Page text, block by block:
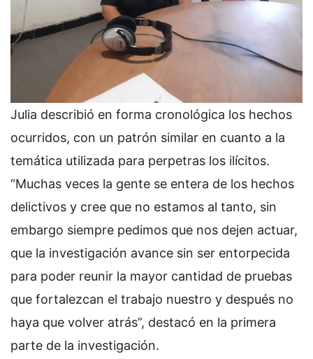
Julia describió en forma cronológica los hechos
ocurridos, con un patrón similar en cuanto a la
temática utilizada para perpetras los ilícitos.
“Muchas veces la gente se entera de los hechos
delictivos y cree que no estamos al tanto, sin
embargo siempre pedimos que nos dejen actuar,
que la investigación avance sin ser entorpecida
para poder reunir la mayor cantidad de pruebas
que fortalezcan el trabajo nuestro y después no
haya que volver atrás”, destacó en la primera
parte de la investigación.